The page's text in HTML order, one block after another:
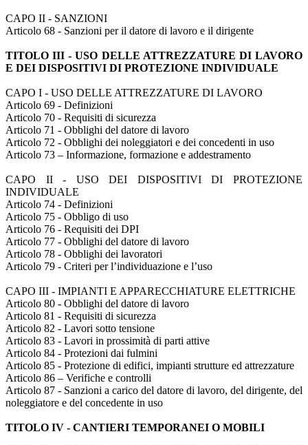
CAPO II - SANZIONI
Articolo 68 - Sanzioni per il datore di lavoro e il dirigente
TITOLO III - USO DELLE ATTREZZATURE DI LAVORO
E DEI DISPOSITIVI DI PROTEZIONE INDIVIDUALE
CAPO I - USO DELLE ATTREZZATURE DI LAVORO
Articolo 69 - Definizioni
Articolo 70 - Requisiti di sicurezza
Articolo 71 - Obblighi del datore di lavoro
Articolo 72 - Obblighi dei noleggiatori e dei concedenti in uso
Articolo 73 – Informazione, formazione e addestramento
CAPO II - USO DEI DISPOSITIVI DI PROTEZIONE
INDIVIDUALE
Articolo 74 - Definizioni
Articolo 75 - Obbligo di uso
Articolo 76 - Requisiti dei DPI
Articolo 77 - Obblighi del datore di lavoro
Articolo 78 - Obblighi dei lavoratori
Articolo 79 - Criteri per l’individuazione e l’uso
CAPO III - IMPIANTI E APPARECCHIATURE ELETTRICHE
Articolo 80 - Obblighi del datore di lavoro
Articolo 81 - Requisiti di sicurezza
Articolo 82 - Lavori sotto tensione
Articolo 83 - Lavori in prossimità di parti attive
Articolo 84 - Protezioni dai fulmini
Articolo 85 - Protezione di edifici, impianti strutture ed attrezzature
Articolo 86 – Verifiche e controlli
Articolo 87 - Sanzioni a carico del datore di lavoro, del dirigente, del
noleggiatore e del concedente in uso
TITOLO IV - CANTIERI TEMPORANEI O MOBILI